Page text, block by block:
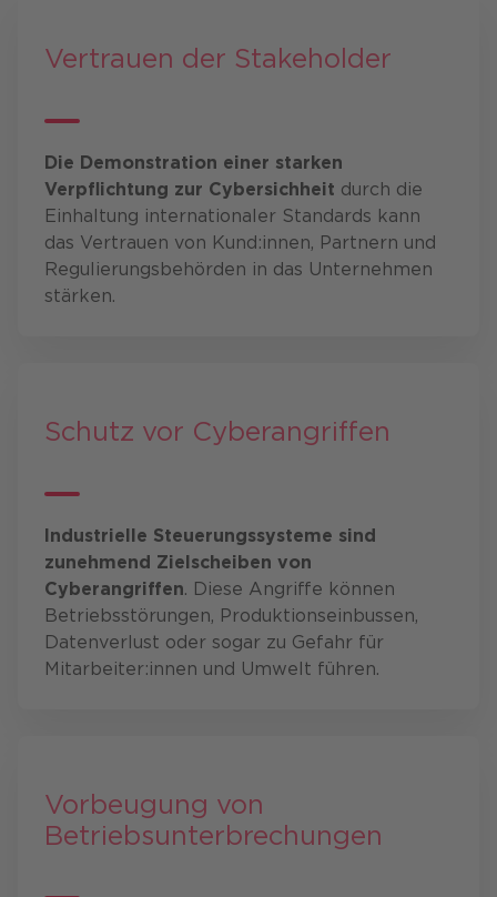
Vertrauen der Stakeholder
Die Demonstration einer starken
Verpflichtung zur Cybersichheit durch die
Einhaltung internationaler Standards kann
das Vertrauen von Kund:innen, Partnern und
Regulierungsbehörden in das Unternehmen
stärken.
Schutz vor Cyberangriffen
Industrielle Steuerungssysteme sind
zunehmend Zielscheiben von
Cyberangriffen. Diese Angriffe können
Betriebsstörungen, Produktionseinbussen,
Datenverlust oder sogar zu Gefahr für
Mitarbeiter:innen und Umwelt führen.
Vorbeugung von
Betriebsunterbrechungen